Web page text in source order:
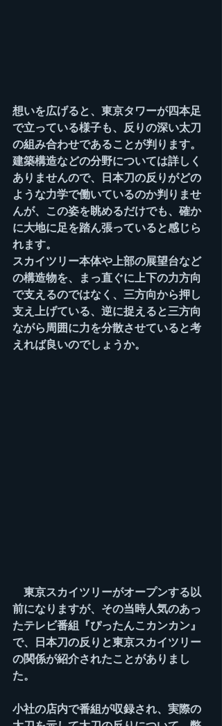
想いを広げると、東京タワーが四本足
で立っている様子も、反りの深い太刀
の組み合わせであることが判ります。
建築構造などの分野については詳しく
ありませんので、日本刀の反りがどの
ような力学で働いているのか判りませ
んが、この姿を眺めるだけでも、確か
に大地に足を踏ん張っていると感じら
れます。
スカイツリー本体や上部の展望台など
の構造物を、まっ直ぐに上下の力方向
で支えるのではなく、三方向から押し
支え上げている、逆に捉えると三方向
ながら周囲に力を分散させていると考
えれば良いのでしょうか。
東京スカイツリーがオープンする以
前になりますが、その当時人気のあっ
たテレビ番組『ぴったんこカンカン』
で、日本刀の反りと東京スカイツリー
の関係が紹介されたことがありまし
た。
小社の店内で番組が収録され、実際の